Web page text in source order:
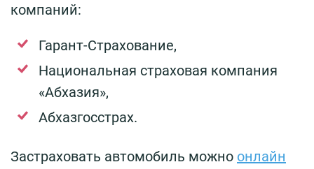
компаний:
Гарант-Страхование,
Национальная страховая компания
«Абхазия»,
Абхазгосстрах.
Застраховать автомобиль можно онлайн